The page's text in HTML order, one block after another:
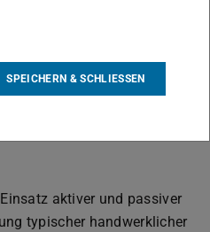
aktiver und passiver
typischer handwerklicher
SPEICHERN & SCHLIESSEN